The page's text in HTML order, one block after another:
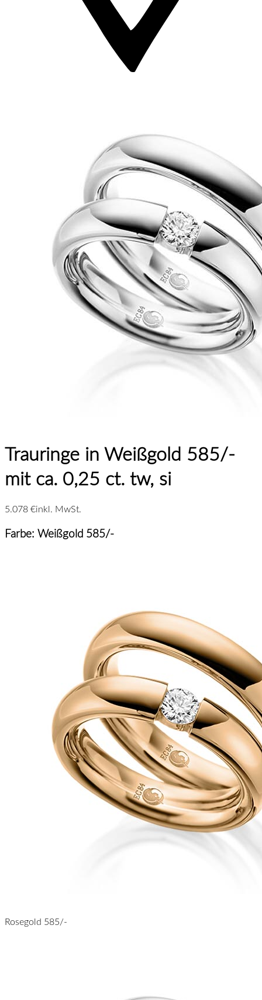
Trauringe in Weißgold 585/-
mit ca. 0,25 ct. tw, si
5.078 €inkl. MwSt.
Farbe: Weißgold 585/-
Rosegold 585/-